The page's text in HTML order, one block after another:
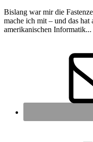
Bislang war mir die
mache ich mit – und das hat
amerikanischen Informatik...